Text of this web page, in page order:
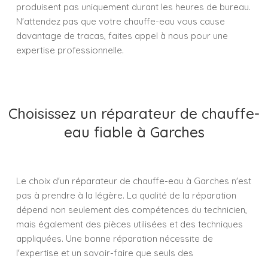
produisent pas uniquement durant les heures de bureau.
N'attendez pas que votre chauffe-eau vous cause
davantage de tracas, faites appel à nous pour une
expertise professionnelle.
Choisissez un réparateur de chauffe-
eau fiable à Garches
Le choix d'un réparateur de chauffe-eau à Garches n'est
pas à prendre à la légère. La qualité de la réparation
dépend non seulement des compétences du technicien,
mais également des pièces utilisées et des techniques
appliquées. Une bonne réparation nécessite de
l'expertise et un savoir-faire que seuls des